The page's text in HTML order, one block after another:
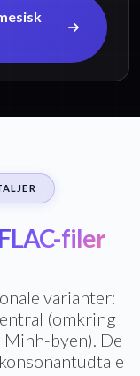
FLAC-filer
varianter:
(omkring
byen). De